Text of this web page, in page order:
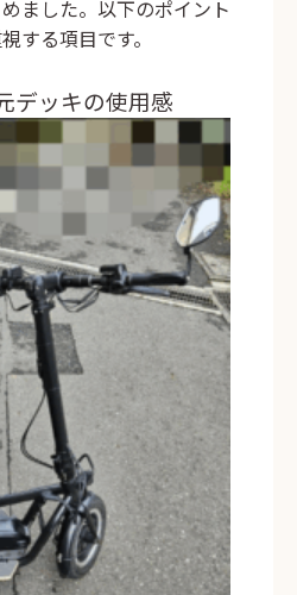
ました。以下のポイント
する項目です。
デッキの使用感